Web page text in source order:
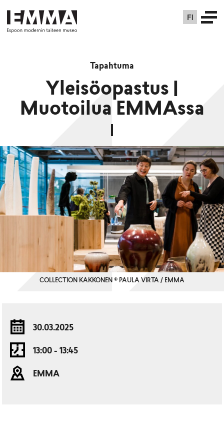
FI
Tapahtuma
Yleisöopastus |
Muotoilua EMMAssa
COLLECTION KAKKONEN © PAULA VIRTA / EMMA
30.03.2025
13:00 - 13:45
EMMA